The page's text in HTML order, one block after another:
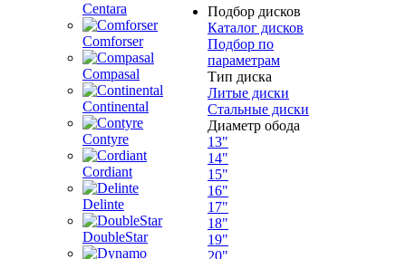
Centara
Comforser
Compasal
Continental
Contyre
Cordiant
Delinte
DoubleStar
Подбор дисков
Каталог дисков
Подбор по
параметрам
Тип диска
Литые диски
Стальные диски
Диаметр обода
13"
14"
15"
16"
17"
18"
19"
20"